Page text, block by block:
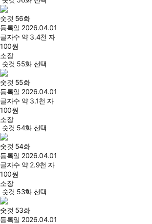
숫것 56화
등록일 2026.04.01
글자수 약 3.4천 자
100원
소장
숫것 55화 선택
숫것 55화
등록일 2026.04.01
글자수 약 3.1천 자
100원
소장
숫것 54화 선택
숫것 54화
등록일 2026.04.01
글자수 약 2.9천 자
100원
소장
숫것 53화 선택
숫것 53화
등록일 2026.04.01